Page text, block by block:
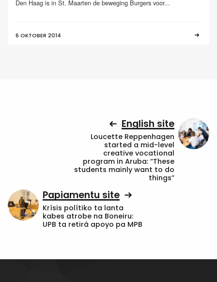
Den Haag is in St. Maarten de beweging Burgers voor...
6 OKTOBER 2014
English site
Loucette Reppenhagen
started a mid-level
creative vocational
program in Aruba: “These
students mainly want to do
things”
Papiamentu site
Krísis polítiko ta lanta
kabes atrobe na Boneiru:
UPB ta retirá apoyo pa MPB